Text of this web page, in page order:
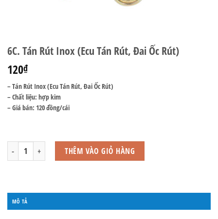
6C. Tán Rút Inox (Ecu Tán Rút, Đai Ốc Rút)
120₫
– Tán Rút Inox (Ecu Tán Rút, Đai Ốc Rút)
– Chất liệu: hợp kim
– Giá bán: 120 đồng/cái
6C. Tán Rút Inox (Ecu Tán Rút, Đai Ốc Rút) số lượng
THÊM VÀO GIỎ HÀNG
MÔ TẢ